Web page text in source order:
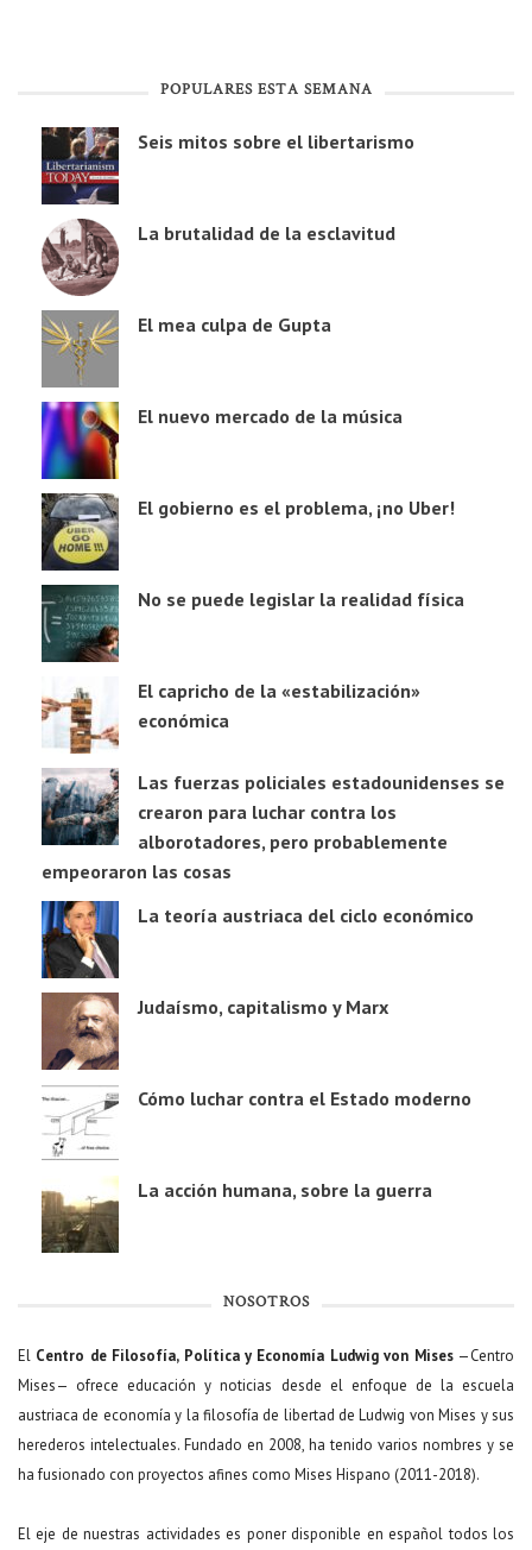
POPULARES ESTA SEMANA
Seis mitos sobre el libertarismo
La brutalidad de la esclavitud
El mea culpa de Gupta
El nuevo mercado de la música
El gobierno es el problema, ¡no Uber!
No se puede legislar la realidad física
El capricho de la «estabilización»
económica
Las fuerzas policiales estadounidenses se
crearon para luchar contra los
alborotadores, pero probablemente
empeoraron las cosas
La teoría austriaca del ciclo económico
Judaísmo, capitalismo y Marx
Cómo luchar contra el Estado moderno
La acción humana, sobre la guerra
NOSOTROS
El Centro de Filosofía, Política y Economía Ludwig von Mises—Centro
Mises— ofrece educación y noticias desde el enfoque de la escuela
austriaca de economía y la filosofía de libertad de Ludwig von Mises y sus
herederos intelectuales. Fundado en 2008, ha tenido varios nombres y se
ha fusionado con proyectos afines como Mises Hispano (2011-2018).
El eje de nuestras actividades es poner disponible en español todos los